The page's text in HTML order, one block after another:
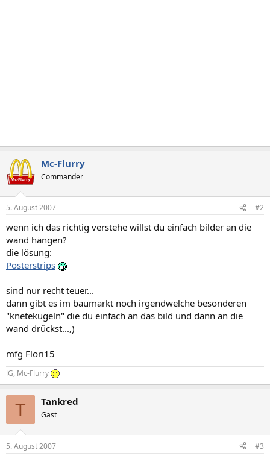
Mc-Flurry
Commander
5. August 2007 #2
wenn ich das richtig verstehe willst du einfach bilder an die
wand hängen?
die lösung:
Posterstrips
sind nur recht teuer...
dann gibt es im baumarkt noch irgendwelche besonderen
"knetekugeln" die du einfach an das bild und dann an die
wand drückst...,)
mfg Flori15
lG, Mc-Flurry
T Tankred
Gast
5. August 2007 #3